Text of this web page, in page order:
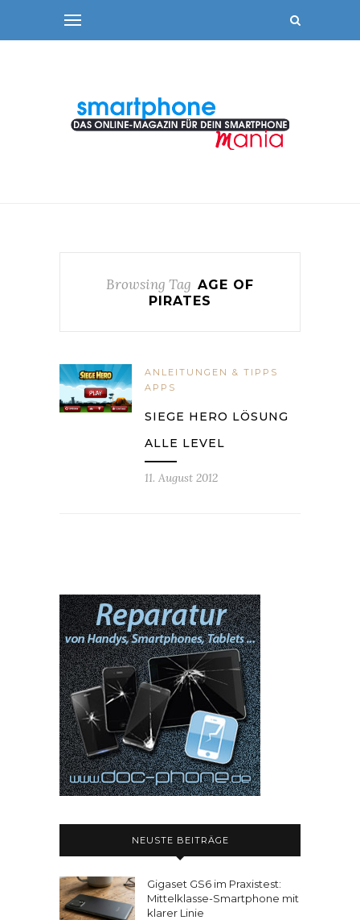
Browsing Tag AGE OF
PIRATES
ANLEITUNGEN & TIPPS
APPS
SIEGE HERO LÖSUNG
ALLE LEVEL
11. August 2012
NEUSTE BEITRÄGE
Gigaset GS6 im Praxistest:
Mittelklasse-Smartphone mit
klarer Linie